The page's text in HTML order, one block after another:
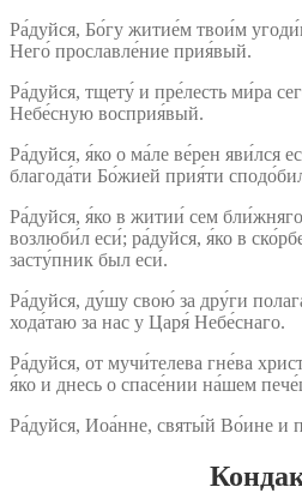
Ра́дуйся, Бо́гу житие́м твои́м
Него́ прославле́ние прия́вый.
Ра́дуйся, тщету́ и пре́лесть ми́ра
Небе́сную восприя́вый.
Ра́дуйся, я́ко о ма́ле ве́рен яви́лся
благода́ти Бо́жией прия́ти
Ра́дуйся, я́ко в житии́ сем
возлюби́л еси́; ра́дуйся, я́ко в
засту́пник был еси́.
Ра́дуйся, ду́шу свою́ за дру́ги
хода́таю за нас у Царя́ Небе́снаго.
Ра́дуйся, от мучи́телева гне́ва
я́ко и днесь о спасе́нии на́шем
Ра́дуйся, Иоа́нне, святы́й Во́ине и